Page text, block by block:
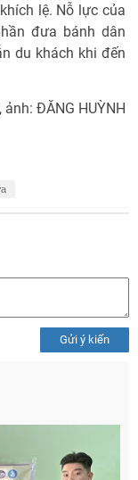
lệ. Nỗ lực của
đưa bánh dân
du khách khi đến
ảnh: ĐĂNG HUỲNH
Gửi ý kiến